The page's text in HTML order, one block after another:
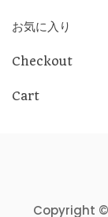
お気に入り
Checkout
Cart
Copyright ©